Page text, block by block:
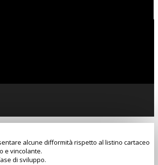
alcune difformità rispetto al listino cartaceo
e vincolante.
di sviluppo.